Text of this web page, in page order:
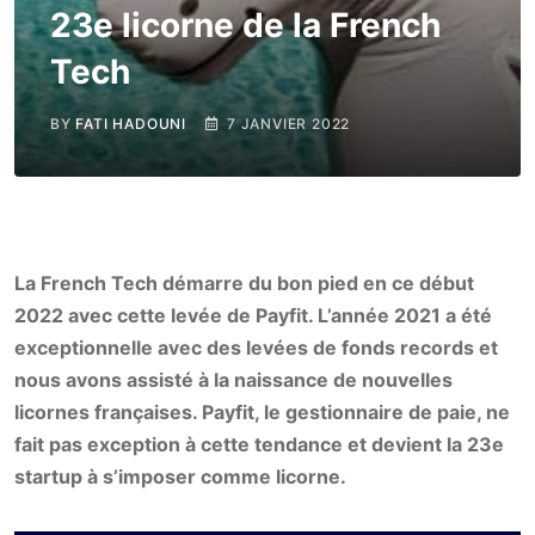
23e licorne de la French
Tech
BY FATI HADOUNI 7 JANVIER 2022
La French Tech démarre du bon pied en ce début
2022 avec cette levée de Payfit. L’année 2021 a été
exceptionnelle avec des levées de fonds records et
nous avons assisté à la naissance de nouvelles
licornes françaises. Payfit, le gestionnaire de paie, ne
fait pas exception à cette tendance et devient la 23e
startup à s’imposer comme licorne.